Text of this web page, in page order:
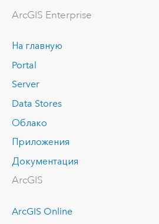
ArcGIS Enterprise
На главную
Portal
Server
Data Stores
Облако
Приложения
Документация
ArcGIS
ArcGIS Online